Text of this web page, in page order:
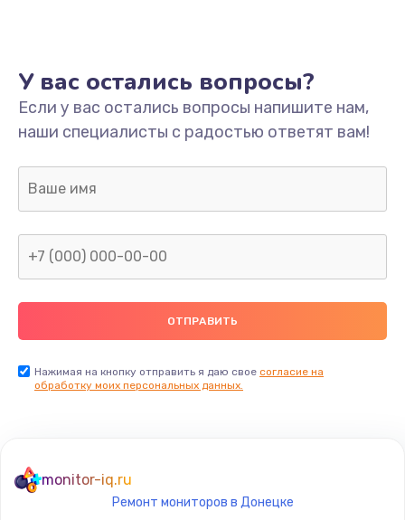
Заказать
Не включается
Нет звука
Не видит флешку
400 руб.
Заказать
У вас остались вопросы?
Если у вас остались вопросы напишите нам,
наши специалисты с радостью ответят вам!
Нажимая на кнопку отправить я даю свое согласие на
обработку моих персональных данных.
monitor-iq.ru
Ремонт мониторов в Донецке